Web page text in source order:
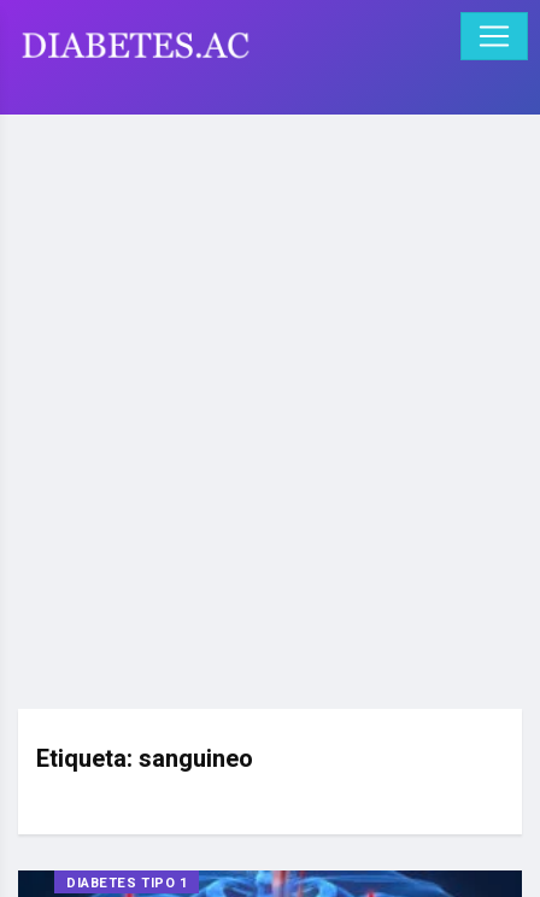
Etiqueta: sanguineo
DIABETES TIPO 1